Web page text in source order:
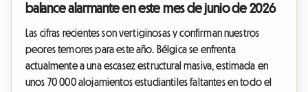
balance alarmante en este mes de junio de 2026
Las cifras recientes son vertiginosas y confirman nuestros
peores temores para este año. Bélgica se enfrenta
actualmente a una escasez estructural masiva, estimada en
unos 70 000 alojamientos estudiantiles faltantes en todo el